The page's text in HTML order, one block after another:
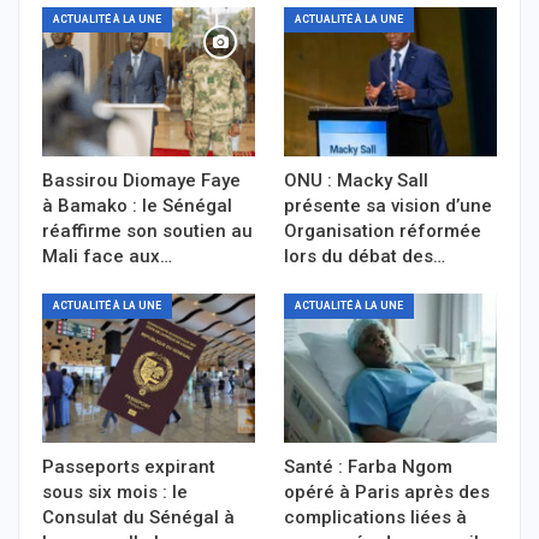
ACTUALITÉ À LA UNE
Bassirou Diomaye Faye
à Bamako : le Sénégal
réaffirme son soutien au
Mali face aux…
ACTUALITÉ À LA UNE
ONU : Macky Sall
présente sa vision d’une
Organisation réformée
lors du débat des…
ACTUALITÉ À LA UNE
Passeports expirant
sous six mois : le
Consulat du Sénégal à
ACTUALITÉ À LA UNE
Santé : Farba Ngom
opéré à Paris après des
complications liées à